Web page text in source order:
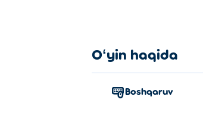
Oʻyin haqida
Boshqaruv